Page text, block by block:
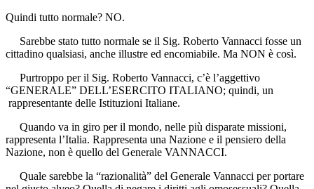
Quindi tutto normale? NO.
Sarebbe stato tutto normale se il Sig. Roberto Vannacci fosse un
cittadino qualsiasi, anche illustre ed encomiabile. Ma NON è così.
Purtroppo per il Sig. Roberto Vannacci, c’è l’aggettivo
“GENERALE” DELL’ESERCITO ITALIANO; quindi, un
rappresentante delle Istituzioni Italiane.
Quando va in giro per il mondo, nelle più disparate missioni,
rappresenta l’Italia. Rappresenta una Nazione e il pensiero della
Nazione, non è quello del Generale VANNACCI.
Quale sarebbe la “razionalità” del Generale Vannacci per portare